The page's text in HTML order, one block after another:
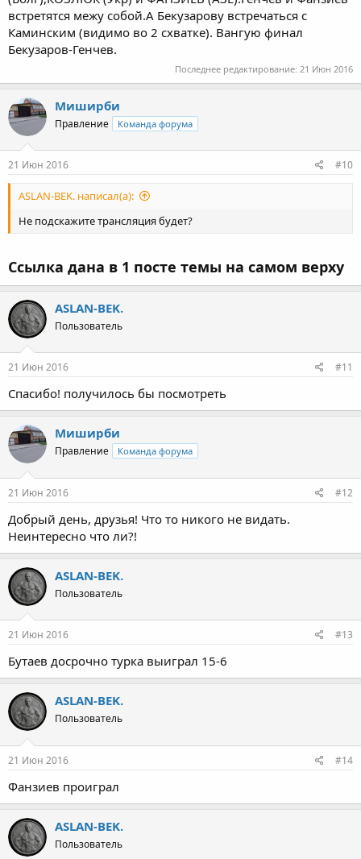
встретятся межу собой.А Бекузарову встречаться с
Каминским (видимо во 2 схватке). Вангую финал
Бекузаров-Генчев.
Последнее редактирование: 21 Июн 2016
Миширби
Правление Команда форума
21 Июн 2016 #10
ASLAN-BEK. написал(а):
Не подскажите трансляция будет?
Ссылка дана в 1 посте темы на самом верху
ASLAN-BEK.
Пользователь
21 Июн 2016 #11
Спасибо! получилось бы посмотреть
Миширби
Правление Команда форума
21 Июн 2016 #12
Добрый день, друзья! Что то никого не видать.
Неинтересно что ли?!
ASLAN-BEK.
Пользователь
21 Июн 2016 #13
Бутаев досрочно турка выиграл 15-6
ASLAN-BEK.
Пользователь
21 Июн 2016 #14
Фанзиев проиграл
ASLAN-BEK.
Пользователь